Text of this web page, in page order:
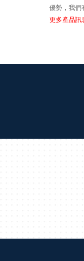
優勢，我們
更多產品訊